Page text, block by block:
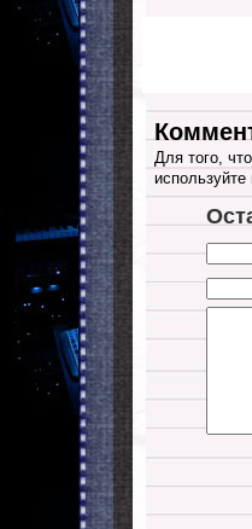
Для того,
используйте